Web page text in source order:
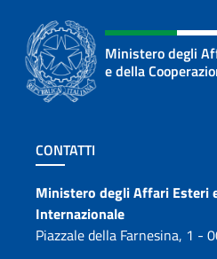
Ministero degli
e della
Sezione footer
CONTATTI
Contatti
Ministero degli Affari Esteri
Internazionale
Piazzale della Farnesina, 1 -